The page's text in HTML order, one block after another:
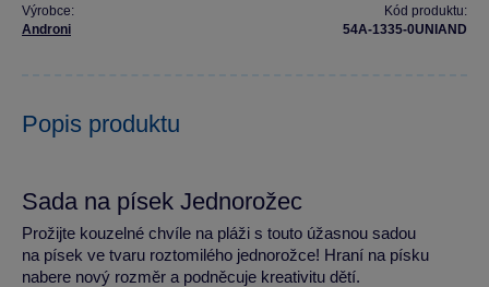
Výrobce:
Androni
Kód produktu:
54A-1335-0UNIAND
Popis produktu
Sada na písek Jednorožec
Prožijte kouzelné chvíle na pláži s touto úžasnou sadou
na písek ve tvaru roztomilého jednorožce! Hraní na písku
nabere nový rozměr a podněcuje kreativitu dětí.